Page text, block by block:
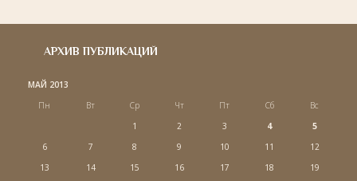
АРХИВ ПУБЛИКАЦИЙ
МАЙ 2013
Пн
Вт Ср Чт Пт Сб
Вс
1
2 3 4
5
6
7 8 9 10 11
12
13
14 15 16 17 18
19